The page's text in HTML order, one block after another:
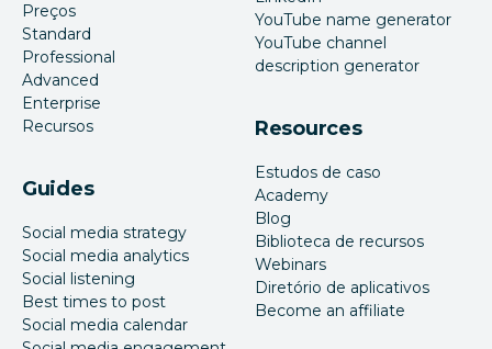
Preços
Standard
Professional
Advanced
Enterprise
Recursos
Guides
Social media strategy
Social media analytics
Social listening
Best times to post
Social media calendar
YouTube name generator
YouTube channel
description generator
Resources
Estudos de caso
Academy
Blog
Biblioteca de recursos
Webinars
Diretório de aplicativos
Become an affiliate